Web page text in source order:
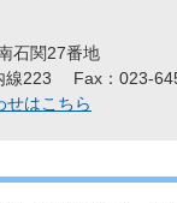
石関27番地
線223
Fax：023-
せはこちら